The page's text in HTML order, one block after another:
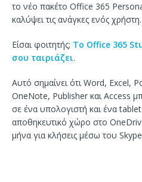
το νέο πακέτο Office 365
καλύψει τις ανάγκες ενός χρήστη.
Είσαι φοιτητής; Το Office 365
σου ταιριάζει.
Αυτό σημαίνει ότι Word, Excel,
OneNote, Publisher και Access
σε ένα υπολογιστή και ένα
αποθηκευτικό χώρο στο
μήνα για κλήσεις μέσω του